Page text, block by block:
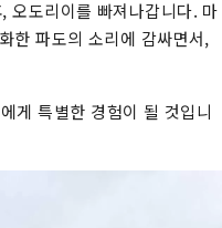
오도리이를 빠져나갑니다. 마
한 파도의 소리에 감싸면서,
게 특별한 경험이 될 것입니